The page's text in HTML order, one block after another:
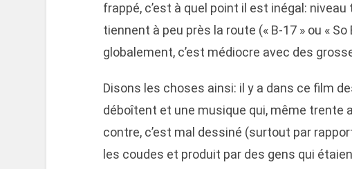
frappé, c’est à quel point il est inégal:
tiennent à peu près la route (« B-17 » ou «
globalement, c’est médiocre avec des
Disons les choses ainsi: il y a dans ce film
déboîtent et une musique qui, même trente
contre, c’est mal dessiné (surtout par
les coudes et produit par des gens qui